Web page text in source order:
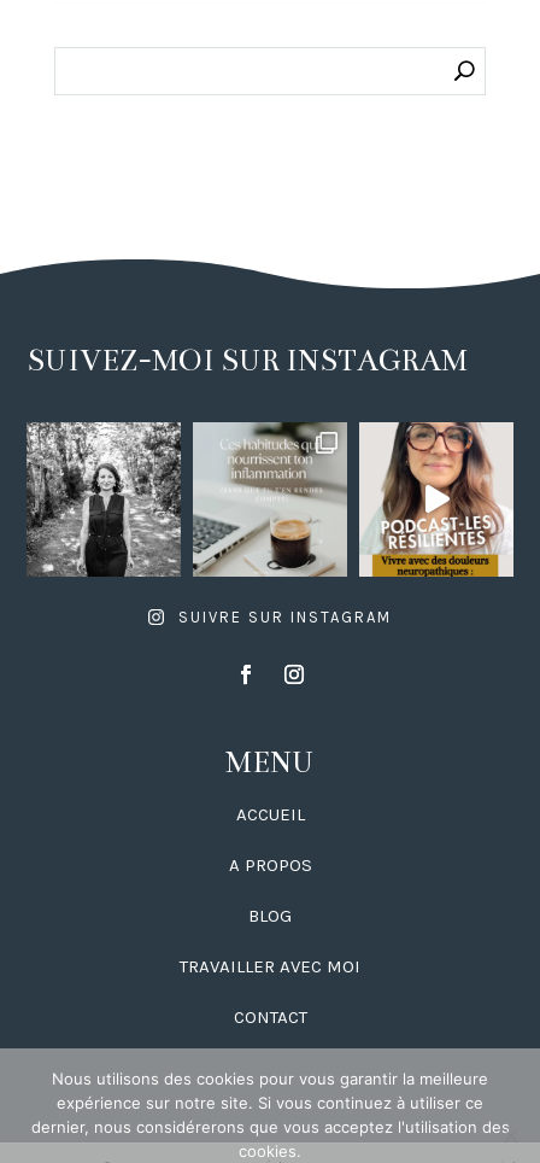
SUIVEZ-MOI SUR INSTAGRAM
SUIVRE SUR INSTAGRAM
MENU
ACCUEIL
A PROPOS
BLOG
TRAVAILLER AVEC MOI
CONTACT
Nous utilisons des cookies pour vous garantir la meilleure
expérience sur notre site. Si vous continuez à utiliser ce
dernier, nous considérerons que vous acceptez l'utilisation des
cookies.